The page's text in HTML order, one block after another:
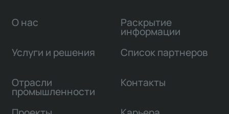
О нас
Услуги и решения
Отрасли
промышленности
Раскрытие
информации
Список партнеров
Контакты